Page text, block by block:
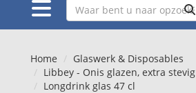
Home
Glaswerk & Disposables
Libbey - Onis glazen, extra stevig
Longdrink glas 47 cl